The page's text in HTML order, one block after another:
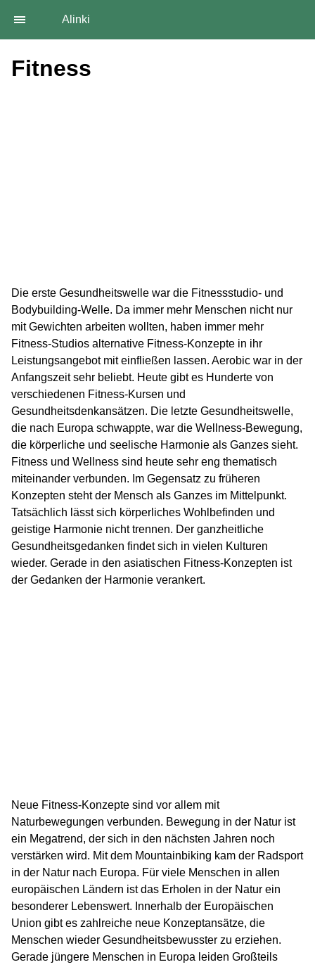
Alinki
Fitness
Die erste Gesundheitswelle war die Fitnessstudio- und
Bodybuilding-Welle. Da immer mehr Menschen nicht nur
mit Gewichten arbeiten wollten, haben immer mehr
Fitness-Studios alternative Fitness-Konzepte in ihr
Leistungsangebot mit einfließen lassen. Aerobic war in der
Anfangszeit sehr beliebt. Heute gibt es Hunderte von
verschiedenen Fitness-Kursen und
Gesundheitsdenkansätzen. Die letzte Gesundheitswelle,
die nach Europa schwappte, war die Wellness-Bewegung,
die körperliche und seelische Harmonie als Ganzes sieht.
Fitness und Wellness sind heute sehr eng thematisch
miteinander verbunden. Im Gegensatz zu früheren
Konzepten steht der Mensch als Ganzes im Mittelpunkt.
Tatsächlich lässt sich körperliches Wohlbefinden und
geistige Harmonie nicht trennen. Der ganzheitliche
Gesundheitsgedanken findet sich in vielen Kulturen
wieder. Gerade in den asiatischen Fitness-Konzepten ist
der Gedanken der Harmonie verankert.
Neue Fitness-Konzepte sind vor allem mit
Naturbewegungen verbunden. Bewegung in der Natur ist
ein Megatrend, der sich in den nächsten Jahren noch
verstärken wird. Mit dem Mountainbiking kam der Radsport
in der Natur nach Europa. Für viele Menschen in allen
europäischen Ländern ist das Erholen in der Natur ein
besonderer Lebenswert. Innerhalb der Europäischen
Union gibt es zahlreiche neue Konzeptansätze, die
Menschen wieder Gesundheitsbewusster zu erziehen.
Gerade jüngere Menschen in Europa leiden Großteils